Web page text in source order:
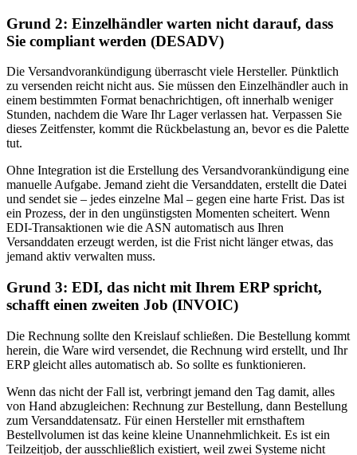
Grund 2: Einzelhändler warten nicht darauf, dass
Sie compliant werden (DESADV)
Die Versandvorankündigung überrascht viele Hersteller. Pünktlich
zu versenden reicht nicht aus. Sie müssen den Einzelhändler auch in
einem bestimmten Format benachrichtigen, oft innerhalb weniger
Stunden, nachdem die Ware Ihr Lager verlassen hat. Verpassen Sie
dieses Zeitfenster, kommt die Rückbelastung an, bevor es die Palette
tut.
Ohne Integration ist die Erstellung des Versandvorankündigung eine
manuelle Aufgabe. Jemand zieht die Versanddaten, erstellt die Datei
und sendet sie – jedes einzelne Mal – gegen eine harte Frist. Das ist
ein Prozess, der in den ungünstigsten Momenten scheitert. Wenn
EDI-Transaktionen wie die ASN automatisch aus Ihren
Versanddaten erzeugt werden, ist die Frist nicht länger etwas, das
jemand aktiv verwalten muss.
Grund 3: EDI, das nicht mit Ihrem ERP spricht,
schafft einen zweiten Job (INVOIC)
Die Rechnung sollte den Kreislauf schließen. Die Bestellung kommt
herein, die Ware wird versendet, die Rechnung wird erstellt, und Ihr
ERP gleicht alles automatisch ab. So sollte es funktionieren.
Wenn das nicht der Fall ist, verbringt jemand den Tag damit, alles
von Hand abzugleichen: Rechnung zur Bestellung, dann Bestellung
zum Versanddatensatz. Für einen Hersteller mit ernsthaftem
Bestellvolumen ist das keine kleine Unannehmlichkeit. Es ist ein
Teilzeitjob, der ausschließlich existiert, weil zwei Systeme nicht